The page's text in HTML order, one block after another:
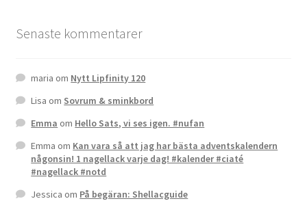
Senaste kommentarer
maria om Nytt Lipfinity 120
Lisa om Sovrum & sminkbord
Emma om Hello Sats, vi ses igen. #nufan
Emma om Kan vara så att jag har bästa adventskalendern
någonsin! 1 nagellack varje dag! #kalender #ciaté
#nagellack #notd
Jessica om På begäran: Shellacguide